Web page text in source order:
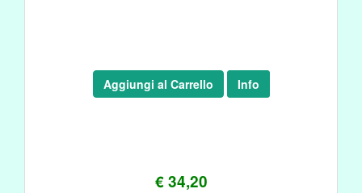
€ 34,20
Aggiungi al Carrello Info